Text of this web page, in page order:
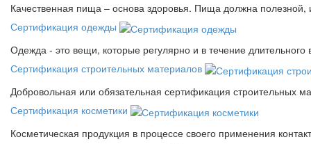
Качественная пища – основа здоровья. Пища должна
Сертификация одежды
Одежда - это вещи, которые регулярно и в течение
Сертификация строительных материалов
Добровольная или обязательная сертификация строительных
Сертификация косметики
Косметическая продукция в процессе своего применения